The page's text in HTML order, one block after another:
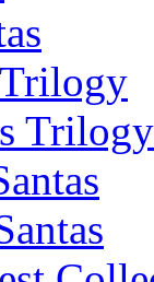
Trilogy